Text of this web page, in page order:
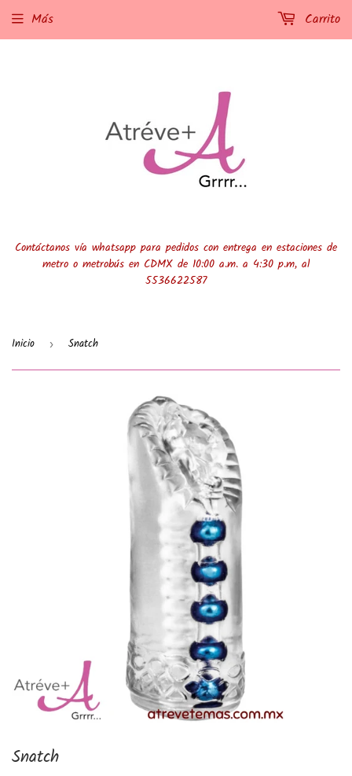
Contáctanos vía whatsapp para pedidos con entrega en estaciones de
metro o metrobús en CDMX de 10:00 a.m. a 4:30 p.m, al
5536622587
Más Carrito
Inicio › Snatch
Snatch